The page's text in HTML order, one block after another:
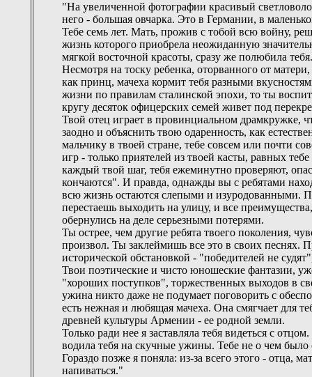
"На увеличенной фотографии красивый
него - большая овчарка. Это в Германии, в
Тебе семь лет. Мать, прожив с тобой всю войну,
жизнь которого приобрела неожиданную
мягкой восточной красоты, сразу же полюбила
Несмотря на тоску ребенка, оторванного от
как принц, мачеха кормит тебя разными
жизни по правилам сталинской эпохи, то ты
кругу десяток офицерских семей живет под
Твой отец играет в провинциальном драмкружке,
заодно и объяснить твою одаренность, как
мальчику в твоей стране, тебе совсем или почти
игр - только приятелей из твоей касты, равных
каждый твой шаг, тебя ежеминутно проверяют,
кончаются". И правда, однажды вы с ребятами
всю жизнь остаются слепыми и изуродованными.
перестаешь выходить на улицу, и все
обернулись на деле серьезными потерями.
Ты острее, чем другие ребята твоего поколения,
произвол. Ты заклеймишь все это в своих
исторической обстановкой - "победителей не
Твои поэтические и чисто юношеские фантазии,
"хороших поступков", торжественных выходов в
ужина никто даже не подумает поговорить с
есть нежная и любящая мачеха. Она смягчает для
древней культуры Армении - ее родной земли.
Только ради нее я заставляла тебя видеться с
водила тебя на скучные ужины. Тебе не о чем было
Гораздо позже я поняла: из-за всего этого - отца,
напиваться."